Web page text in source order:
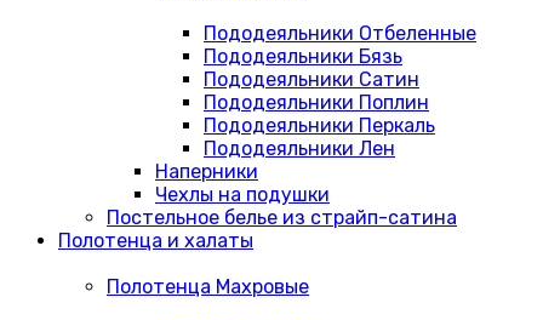
Пододеяльники Отбеленные
Пододеяльники Бязь
Пододеяльники Сатин
Пододеяльники Поплин
Пододеяльники Перкаль
Пододеяльники Лен
Наперники
Чехлы на подушки
Постельное белье из страйп-сатина
Полотенца и халаты
Полотенца Махровые